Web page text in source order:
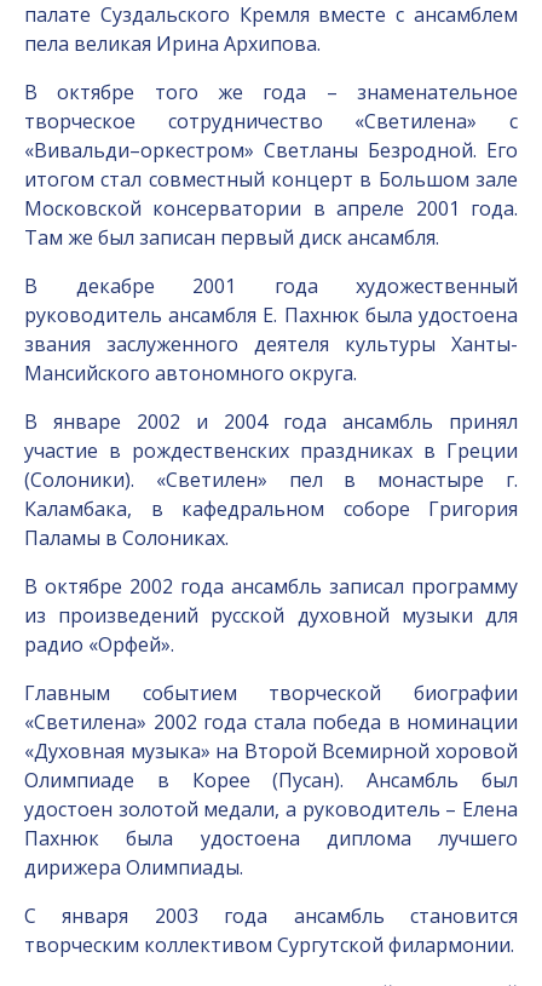
палате Суздальского Кремля вместе с ансамблем
пела великая Ирина Архипова.
В октябре того же года – знаменательное
творческое сотрудничество «Светилена» с
«Вивальди–оркестром» Светланы Безродной. Его
итогом стал совместный концерт в Большом зале
Московской консерватории в апреле 2001 года.
Там же был записан первый диск ансамбля.
В декабре 2001 года художественный
руководитель ансамбля Е. Пахнюк была удостоена
звания заслуженного деятеля культуры Ханты-
Мансийского автономного округа.
В январе 2002 и 2004 года ансамбль принял
участие в рождественских праздниках в Греции
(Солоники). «Светилен» пел в монастыре г.
Каламбака, в кафедральном соборе Григория
Паламы в Солониках.
В октябре 2002 года ансамбль записал программу
из произведений русской духовной музыки для
радио «Орфей».
Главным событием творческой биографии
«Светилена» 2002 года стала победа в номинации
«Духовная музыка» на Второй Всемирной хоровой
Олимпиаде в Корее (Пусан). Ансамбль был
удостоен золотой медали, а руководитель – Елена
Пахнюк была удостоена диплома лучшего
дирижера Олимпиады.
С января 2003 года ансамбль становится
творческим коллективом Сургутской филармонии.